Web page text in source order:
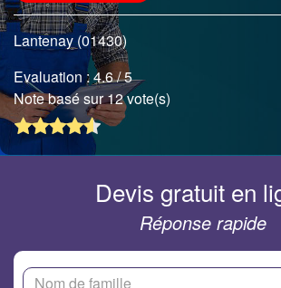
Lantenay (01430)
Evaluation :4.6/ 5
Note basé sur 12 vote(s)
Devis gratuit en
Réponse rapide